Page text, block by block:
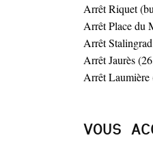
Arrêt Riquet
Arrêt Place du
Arrêt
Arrêt Jaurès
Arrêt Laumière
VOUS